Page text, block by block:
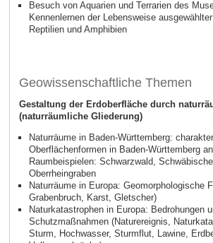
Besuch von Aquarien und Terrarien des
Kennenlernen der Lebensweise
Reptilien und Amphibien
Geowissenschaftliche Themen
Gestaltung der Erdoberfläche durch
(naturräumliche Gliederung)
Naturräume in Baden-Württemberg:
Oberflächenformen in Baden-Württemberg
Raumbeispielen: Schwarzwald,
Oberrheingraben
Naturräume in Europa: Geomorphologische
Grabenbruch, Karst, Gletscher)
Naturkatastrophen in Europa: Bedrohungen
Schutzmaßnahmen (Naturereignis,
Sturm, Hochwasser, Sturmflut, Lawine,